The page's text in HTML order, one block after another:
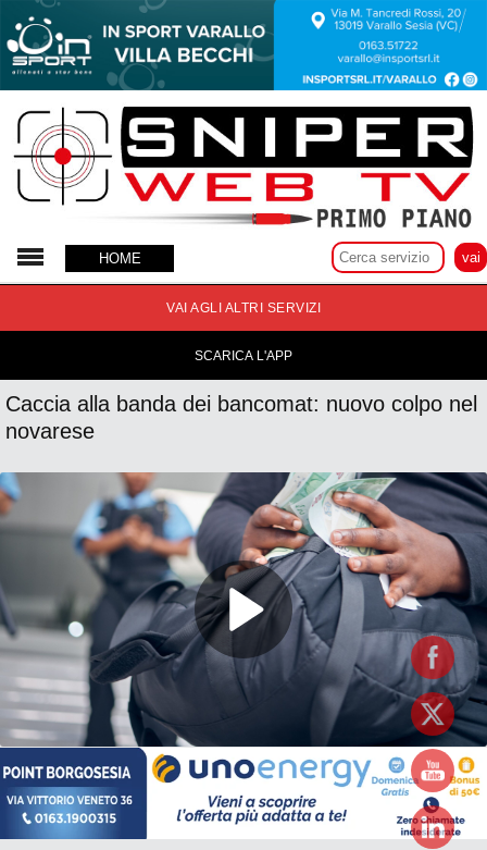
HOME
VAI AGLI ALTRI SERVIZI
SCARICA L'APP
Caccia alla banda dei bancomat: nuovo colpo nel
novarese